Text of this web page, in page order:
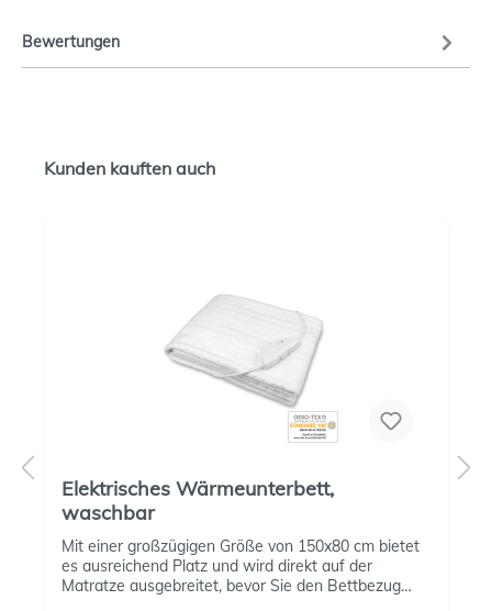
Bewertungen
Kunden kauften auch
Elektrisches Wärmeunterbett,
waschbar
Mit einer großzügigen Größe von 150x80 cm bietet
es ausreichend Platz und wird direkt auf der
Matratze ausgebreitet, bevor Sie den Bettbezug